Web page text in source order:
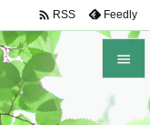


メニュ
 RSS Feedly